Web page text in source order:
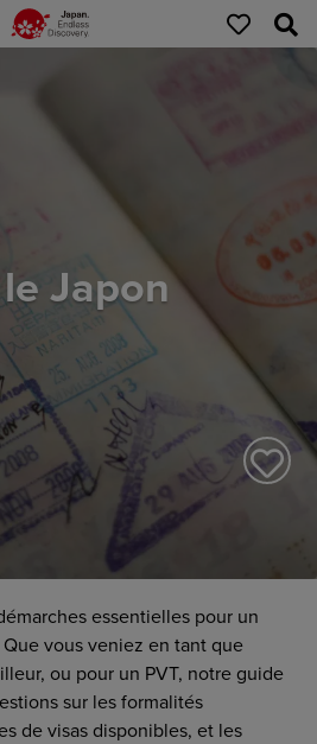
Japon
essentielles pour un
vous veniez en tant que
ou pour un PVT, notre guide
sur les formalités
de visas disponibles, et les